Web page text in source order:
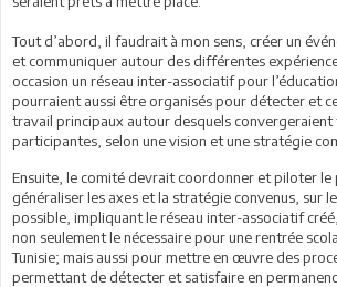
Tout d’abord, il faudrait à mon sens, créer un
et communiquer autour des différentes
occasion un réseau inter-associatif pour
pourraient aussi être organisés pour détecter et
travail principaux autour desquels convergeraient
participantes, selon une vision et une stratégie
Ensuite, le comité devrait coordonner et piloter le
généraliser les axes et la stratégie convenus, sur
possible, impliquant le réseau inter-associatif
non seulement le nécessaire pour une rentrée
Tunisie; mais aussi pour mettre en œuvre des
permettant de détecter et satisfaire en